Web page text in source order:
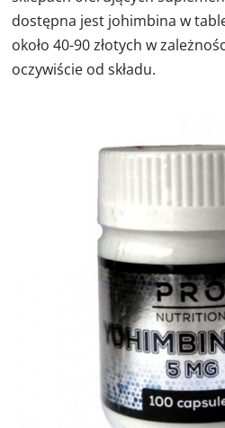
dostępna jest johimbina w
około 40-90 złotych w
oczywiście od składu.